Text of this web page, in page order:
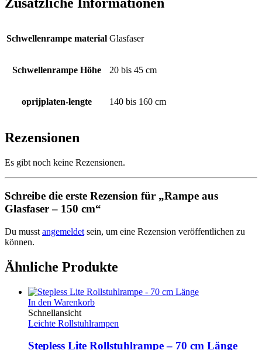
Schwellenrampe material Glasfaser
Schwellenrampe Höhe 20 bis 45 cm
oprijplaten-lengte 140 bis 160 cm
Rezensionen
Es gibt noch keine Rezensionen.
Schreibe die erste Rezension für „Rampe aus
Glasfaser – 150 cm“
Du musst angemeldet sein, um eine Rezension veröffentlichen zu
können.
Ähnliche Produkte
In den Warenkorb
Schnellansicht
Leichte Rollstuhlrampen
Stepless Lite Rollstuhlrampe – 70 cm Länge